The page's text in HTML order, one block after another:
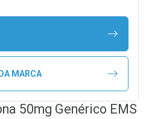
MARCA
50mg Genérico EMS